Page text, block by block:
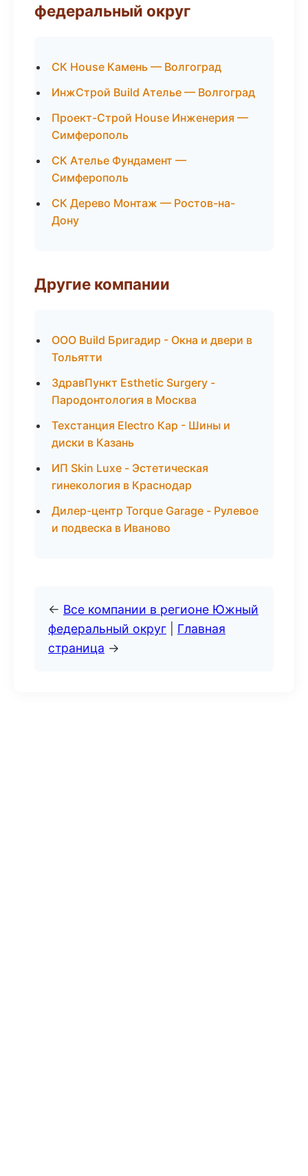
федеральный округ
СК House Камень — Волгоград
ИнжСтрой Build Ателье — Волгоград
Проект-Строй House Инженерия —
Симферополь
СК Ателье Фундамент —
Симферополь
СК Дерево Монтаж — Ростов-на-
Дону
Другие компании
ООО Build Бригадир - Окна и двери в
Тольятти
ЗдравПункт Esthetic Surgery -
Пародонтология в Москва
Техстанция Electro Кар - Шины и
диски в Казань
ИП Skin Luxe - Эстетическая
гинекология в Краснодар
Дилер-центр Torque Garage - Рулевое
и подвеска в Иваново
← Все компании в регионе Южный
федеральный округ
Главная
страница →